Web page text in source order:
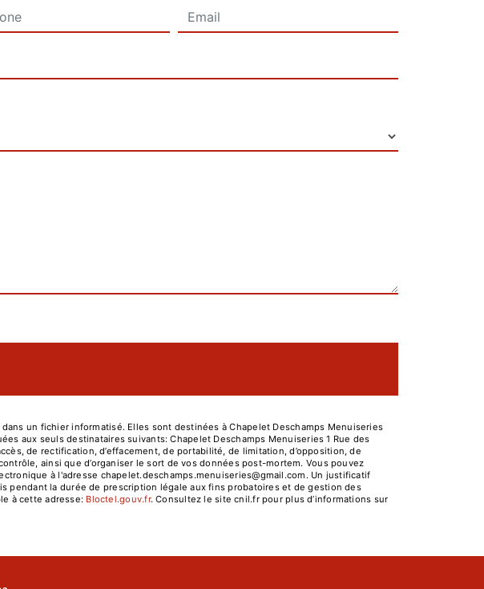
un fichier informatisé. Elles sont destinées à Chapelet Deschamps Menuiseries
aux seuls destinataires suivants: Chapelet Deschamps Menuiseries 1 Rue des
de rectification, d’effacement, de portabilité, de limitation, d’opposition, de
ainsi que d’organiser le sort de vos données post-mortem. Vous pouvez
à l'adresse chapelet.deschamps.menuiseries@gmail.com. Un justificatif
pendant la durée de prescription légale aux fins probatoires et de gestion des
à cette adresse:
Bloctel.gouv.fr. Consultez le site cnil.fr pour plus d’informations sur